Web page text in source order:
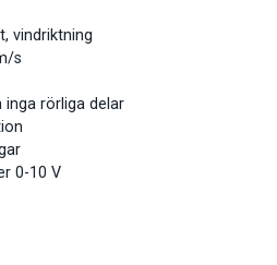
vindriktning
s
inga rörliga delar
0-10 V